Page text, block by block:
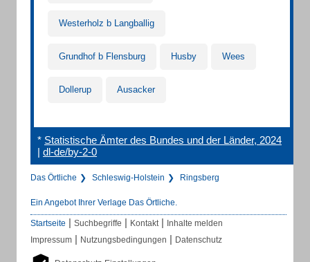
Westerholz b Langballig
Grundhof b Flensburg Husby Wees
Dollerup Ausacker
* Statistische Ämter des Bundes und der Länder, 2024
| dl-de/by-2-0
Das Örtliche Schleswig-Holstein Ringsberg
Ein Angebot Ihrer Verlage Das Örtliche.
Startseite | Suchbegriffe | Kontakt | Inhalte melden
Impressum | Nutzungsbedingungen | Datenschutz